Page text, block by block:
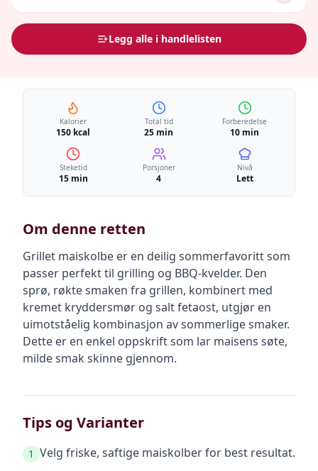
Legg alle i handlelisten
Kalorier
150 kcal
Total tid
25 min
Forberedelse
10 min
Steketid
15 min
Porsjoner
4
Nivå
Lett
Om denne retten
Grillet maiskolbe er en deilig sommerfavoritt som
passer perfekt til grilling og BBQ-kvelder. Den
sprø, røkte smaken fra grillen, kombinert med
kremet kryddersmør og salt fetaost, utgjør en
uimotståelig kombinasjon av sommerlige smaker.
Dette er en enkel oppskrift som lar maisens søte,
milde smak skinne gjennom.
Tips og Varianter
1 Velg friske, saftige maiskolber for best resultat.